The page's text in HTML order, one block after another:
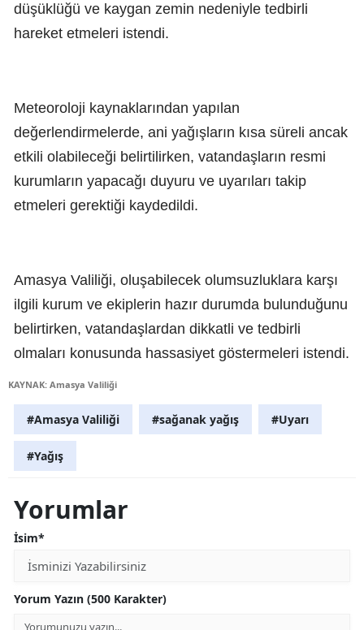
düşüklüğü ve kaygan zemin nedeniyle tedbirli
hareket etmeleri istendi.
Meteoroloji kaynaklarından yapılan
değerlendirmelerde, ani yağışların kısa süreli ancak
etkili olabileceği belirtilirken, vatandaşların resmi
kurumların yapacağı duyuru ve uyarıları takip
etmeleri gerektiği kaydedildi.
Amasya Valiliği, oluşabilecek olumsuzluklara karşı
ilgili kurum ve ekiplerin hazır durumda bulunduğunu
belirtirken, vatandaşlardan dikkatli ve tedbirli
olmaları konusunda hassasiyet göstermeleri istendi.
KAYNAK: Amasya Valiliği
#Amasya Valiliği #sağanak yağış #Uyarı
#Yağış
Yorumlar
İsim*
Yorum Yazın (500 Karakter)